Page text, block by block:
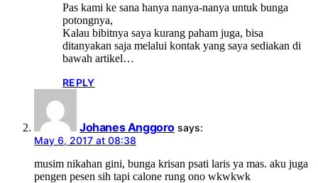
Pas kami ke sana hanya nanya-nanya untuk bunga
potongnya,
Kalau bibitnya saya kurang paham juga, bisa
ditanyakan saja melalui kontak yang saya sediakan di
bawah artikel…
REPLY
Johanes Anggoro says:
May 6, 2017 at 08:38
musim nikahan gini, bunga krisan psati laris ya mas. aku juga
pengen pesen sih tapi calone rung ono wkwkwk